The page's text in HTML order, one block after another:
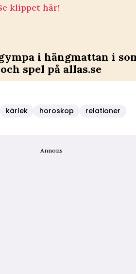
klippet här!
i hängmattan i
spel på allas.se
kärlek horoskop relationer
Annons